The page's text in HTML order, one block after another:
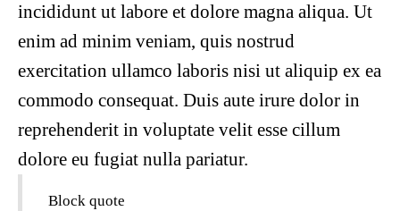
incididunt ut labore et dolore magna aliqua. Ut
enim ad minim veniam, quis nostrud
exercitation ullamco laboris nisi ut aliquip ex ea
commodo consequat. Duis aute irure dolor in
reprehenderit in voluptate velit esse cillum
dolore eu fugiat nulla pariatur.
Block quote